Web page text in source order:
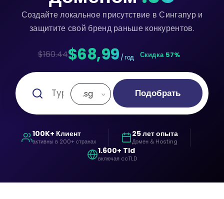
Создайте локальное присутствие в Сингапур и
защитите свой бренд раньше конкурентов.
$160.44$68,99 / год Скидка 57%
.sg Подобрать
100K+ Клиент
активны в 200+ странах
25 лет опыта
Домен & Hosting
1.600+ Tld
включая ccTLD